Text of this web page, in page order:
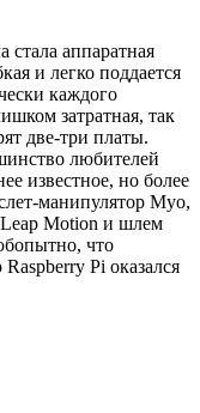
стала аппаратная
и легко поддается
каждого
затратная, так
две-три платы.
любителей
известное, но более
манипулятор Myo,
Motion и шлем
что
Pi оказался